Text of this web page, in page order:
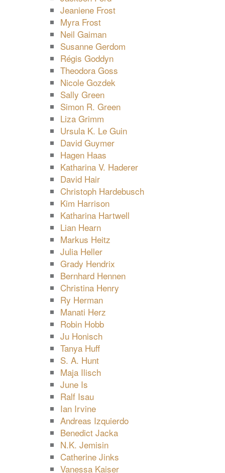
Jeaniene Frost
Myra Frost
Neil Gaiman
Susanne Gerdom
Régis Goddyn
Theodora Goss
Nicole Gozdek
Sally Green
Simon R. Green
Liza Grimm
Ursula K. Le Guin
David Guymer
Hagen Haas
Katharina V. Haderer
David Hair
Christoph Hardebusch
Kim Harrison
Katharina Hartwell
Lian Hearn
Markus Heitz
Julia Heller
Grady Hendrix
Bernhard Hennen
Christina Henry
Ry Herman
Manati Herz
Robin Hobb
Ju Honisch
Tanya Huff
S. A. Hunt
Maja Ilisch
June Is
Ralf Isau
Ian Irvine
Andreas Izquierdo
Benedict Jacka
N.K. Jemisin
Catherine Jinks
Vanessa Kaiser